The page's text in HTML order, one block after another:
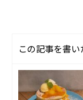
この記事を書い